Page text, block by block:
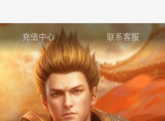
充值中心 联系客服